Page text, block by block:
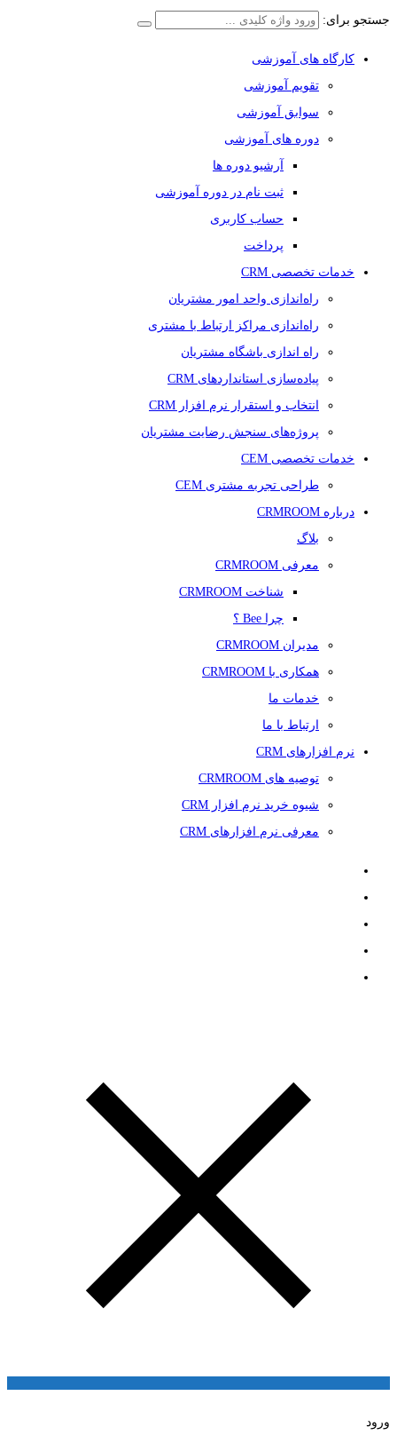
جستجو برای:
کارگاه های آموزشی
تقویم آموزشی
سوابق آموزشی
دوره های آموزشی
آرشیو دوره ها
ثبت نام در دوره آموزشی
حساب کاربری
پرداخت
خدمات تخصصی CRM
راه‌اندازی واحد امور مشتریان
راه‌اندازی مراکز ارتباط با مشتری
راه اندازی باشگاه مشتریان
پیاده‌سازی استانداردهای CRM
انتخاب و استقرار نرم افزار CRM
پروژه‌های سنجش رضایت مشتریان
خدمات تخصصی CEM
طراحی تجربه مشتری CEM
درباره CRMROOM
بلاگ
معرفی CRMROOM
شناخت CRMROOM
چرا Bee ؟
مدیران CRMROOM
همکاری با CRMROOM
خدمات ما
ارتباط با ما
نرم افزارهای CRM
توصیه های CRMROOM
شیوه خرید نرم افزار CRM
معرفی نرم افزارهای CRM
ورود